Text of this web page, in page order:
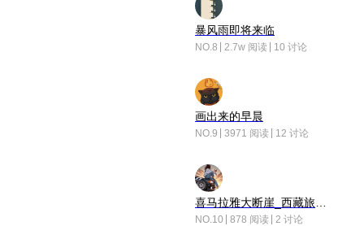
暴风雨即将来临
NO.8 2.7w 阅读 10 讨论
画出来的早晨
NO.9 3971 阅读 12 讨论
NO.10 878 阅读 2 讨论